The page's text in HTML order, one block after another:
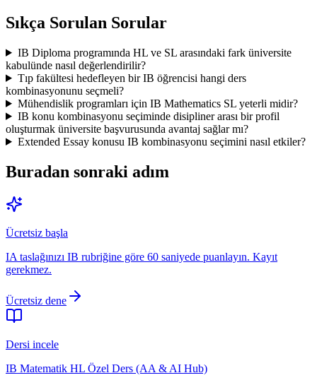
Sıkça Sorulan Sorular
IB Diploma programında HL ve SL arasındaki fark üniversite
kabulünde nasıl değerlendirilir?
Tıp fakültesi hedefleyen bir IB öğrencisi hangi ders
kombinasyonunu seçmeli?
Mühendislik programları için IB Mathematics SL yeterli midir?
IB konu kombinasyonu seçiminde disipliner arası bir profil
oluşturmak üniversite başvurusunda avantaj sağlar mı?
Extended Essay konusu IB kombinasyonu seçimini nasıl etkiler?
Buradan sonraki adım
Ücretsiz başla
IA taslağınızı IB rubriğine göre 60 saniyede puanlayın. Kayıt
gerekmez.
Ücretsiz dene
Dersi incele
IB Matematik HL Özel Ders (AA & AI Hub)